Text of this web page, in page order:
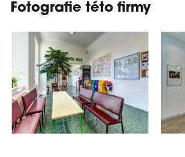
Fotografie této firmy